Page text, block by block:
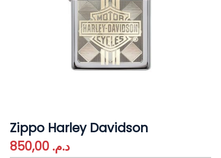
Zippo Harley Davidson
د.م.